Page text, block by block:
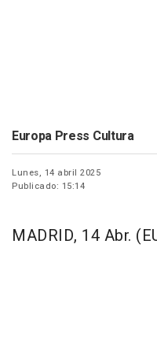
Europa Press Cultura
Lunes, 14 abril 2025
Publicado: 15:14
MADRID, 14 Abr.